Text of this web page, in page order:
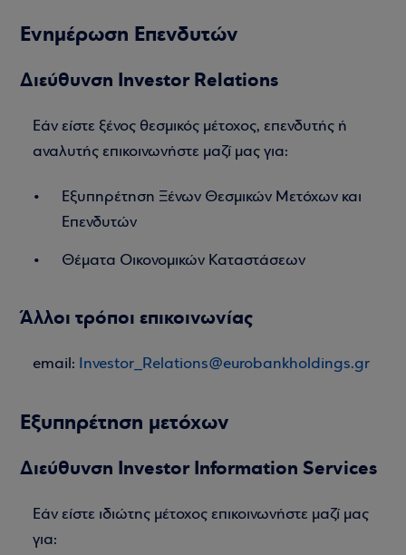
Ενημέρωση Επενδυτών
Διεύθυνση Investor Relations
Εάν είστε ξένος θεσμικός μέτοχος, επενδυτής ή
αναλυτής επικοινωνήστε μαζί μας για:
Εξυπηρέτηση Ξένων Θεσμικών Μετόχων και
Επενδυτών
Θέματα Οικονομικών Καταστάσεων
Άλλοι τρόποι επικοινωνίας
email: Investor_Relations@eurobankholdings.gr
Εξυπηρέτηση μετόχων
Διεύθυνση Investor Information Services
Εάν είστε ιδιώτης μέτοχος επικοινωνήστε μαζί μας
για: